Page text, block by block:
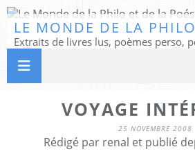
VOYAGE
25 NOVEMBRE 2008
Rédigé par renal et publié